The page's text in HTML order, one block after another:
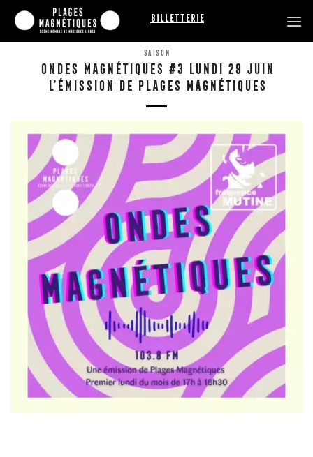
Passer
contenu
Billetterie
SAISON
ONDES MAGNÉTIQUES #3 LUNDI 29 JUIN
L’ÉMISSION DE PLAGES MAGNÉTIQUES